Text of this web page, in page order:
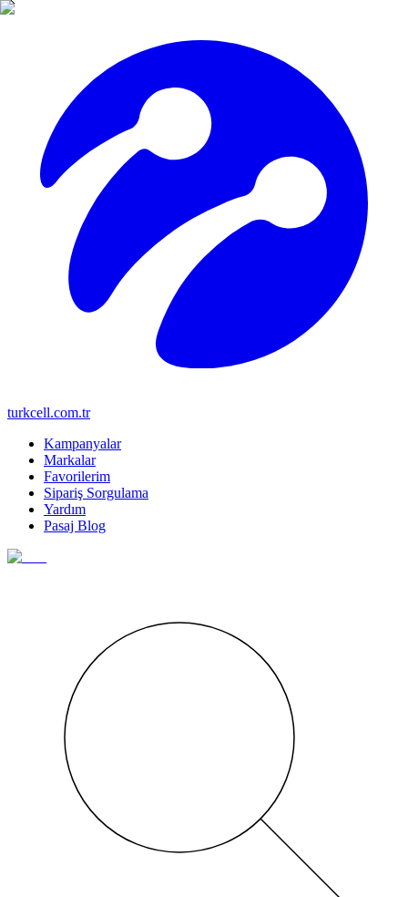
turkcell.com.tr
Kampanyalar
Markalar
Favorilerim
Sipariş Sorgulama
Yardım
Pasaj Blog